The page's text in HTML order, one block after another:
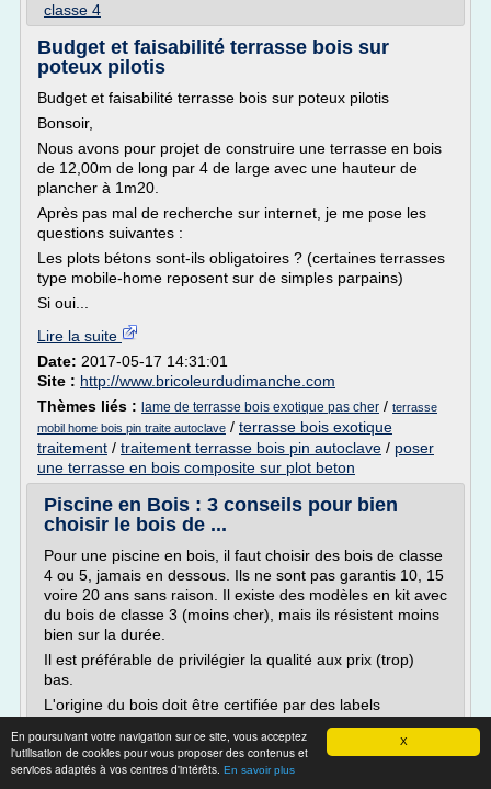
X
En poursuivant votre navigation sur ce site, vous acceptez
l'utilisation de cookies pour vous proposer des contenus et
services adaptés à vos centres d'intérêts. En savoir plus
classe 4
Budget et faisabilité terrasse bois sur
poteux pilotis
Budget et faisabilité terrasse bois sur poteux pilotis
Bonsoir,
Nous avons pour projet de construire une terrasse en bois
de 12,00m de long par 4 de large avec une hauteur de
plancher à 1m20.
Après pas mal de recherche sur internet, je me pose les
questions suivantes :
Les plots bétons sont-ils obligatoires ? (certaines terrasses
type mobile-home reposent sur de simples parpains)
Si oui...
Lire la suite
Date: 2017-05-17 14:31:01
Site : http://www.bricoleurdudimanche.com
Thèmes liés : lame de terrasse bois exotique pas cher / terrasse
mobil home bois pin traite autoclave / terrasse bois exotique
traitement / traitement terrasse bois pin autoclave / poser
une terrasse en bois composite sur plot beton
Piscine en Bois : 3 conseils pour bien
choisir le bois de ...
Pour une piscine en bois, il faut choisir des bois de classe
4 ou 5, jamais en dessous. Ils ne sont pas garantis 10, 15
voire 20 ans sans raison. Il existe des modèles en kit avec
du bois de classe 3 (moins cher), mais ils résistent moins
bien sur la durée.
Il est préférable de privilégier la qualité aux prix (trop)
bas.
L'origine du bois doit être certifiée par des labels
Sur ce...
Lire la suite